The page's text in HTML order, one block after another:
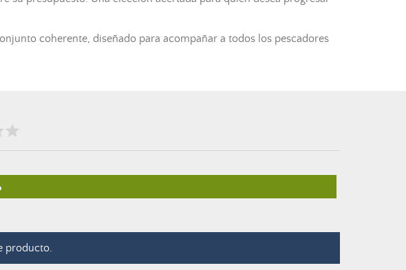
coherente, diseñado para acompañar a todos los pescadores
producto.